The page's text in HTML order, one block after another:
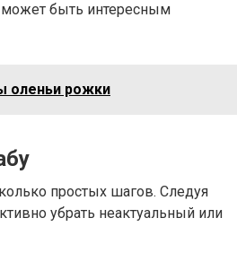
может быть интересным
оленьи рожки
простых шагов. Следуя
убрать неактуальный или